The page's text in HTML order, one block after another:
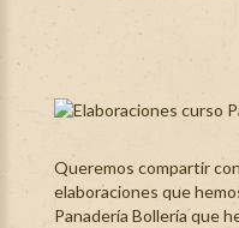
Queremos compartir
elaboraciones que
Panadería Bollería que